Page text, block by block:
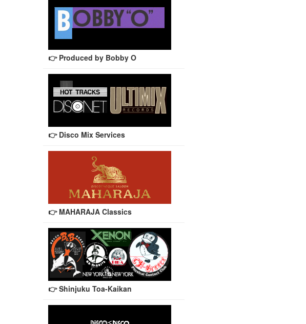
👉 Produced by Bobby O
👉 Disco Mix Services
👉 MAHARAJA Classics
👉 Shinjuku Toa-Kaikan